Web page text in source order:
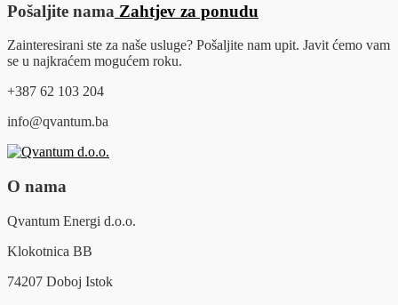
Pošaljite nama Zahtjev za ponudu
Zainteresirani ste za naše usluge? Pošaljite nam upit. Javit ćemo vam
se u najkraćem mogućem roku.
+387 62 103 204
info@qvantum.ba
O nama
Qvantum Energi d.o.o.
Klokotnica BB
74207 Doboj Istok